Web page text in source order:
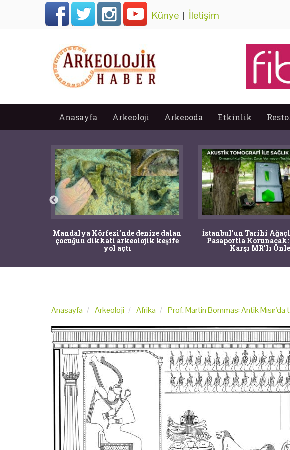
Künye | İletişim
Anasayfa Arkeoloji Arkeooda Etkinlik
İstanbul'un Tarihi Ağaçları Dijital
Pasaportla Korunacak: Risklere
Karşı MR'lı Önlem
Mardin'de
Operasyonunda 1500
Mozaiği Ele
Anasayfa Arkeoloji Afrika Prof. Martin Bommas: Antik Mısır'da